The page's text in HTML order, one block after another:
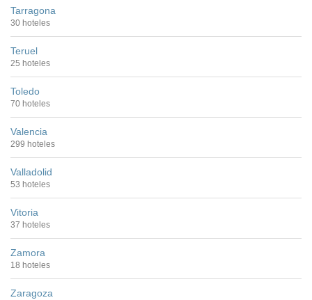
Tarragona
30 hoteles
Teruel
25 hoteles
Toledo
70 hoteles
Valencia
299 hoteles
Valladolid
53 hoteles
Vitoria
37 hoteles
Zamora
18 hoteles
Zaragoza